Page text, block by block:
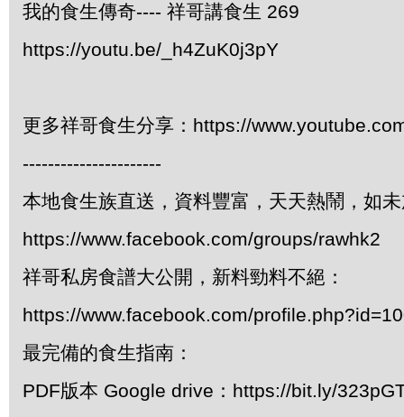
我的食生傳奇---- 祥哥講食生 269
https://youtu.be/_h4ZuK0j3pY
更多祥哥食生分享：https://
----------------------
本地食生族直送，資料豐富，天天熱鬧，如
https://www.facebook.com/groups/rawhk2
祥哥私房食譜大公開，新料勁料不絕：
https://www.facebook.com/
最完備的食生指南：
PDF版本 Google drive：https://bit.ly/